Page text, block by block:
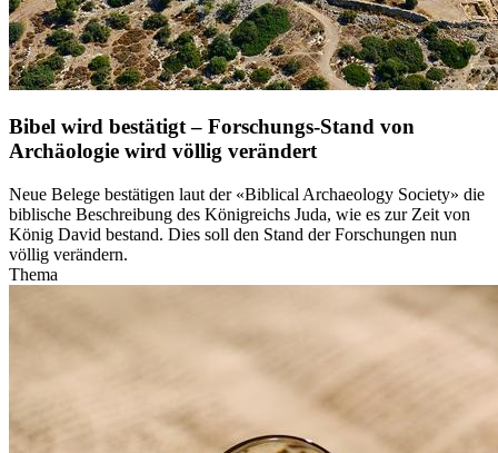
Bibel wird bestätigt – Forschungs-Stand von
Archäologie wird völlig verändert
Neue Belege bestätigen laut der «Biblical Archaeology Society» die
biblische Beschreibung des Königreichs Juda, wie es zur Zeit von
König David bestand. Dies soll den Stand der Forschungen nun
völlig verändern.
Thema